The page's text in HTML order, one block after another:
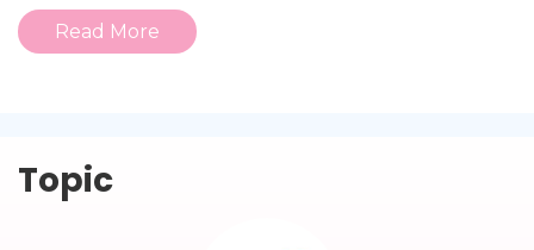
Read More
Topic